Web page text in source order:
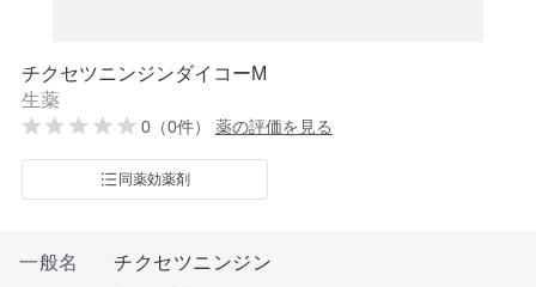
チクセツニンジンダイコーM
生薬
0（0件） 薬の評価を見る
同薬効薬剤
一般名
チクセツニンジン